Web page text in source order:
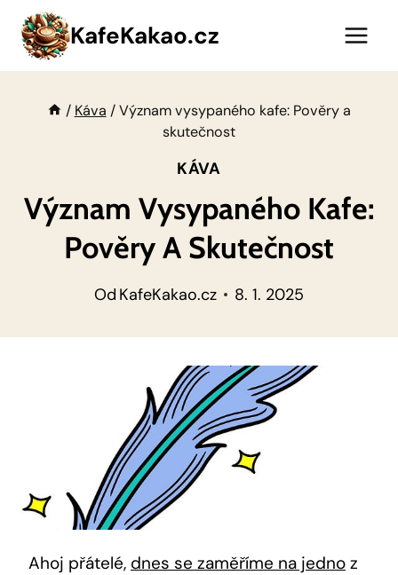
Přeskočit
obsah
KafeKakao.cz
/ Káva / Význam vysypaného kafe: Pověry a
skutečnost
KÁVA
Význam Vysypaného Kafe:
Pověry A Skutečnost
Od KafeKakao.cz 8. 1. 2025
Ahoj přátelé, dnes se zaměříme na jedno z